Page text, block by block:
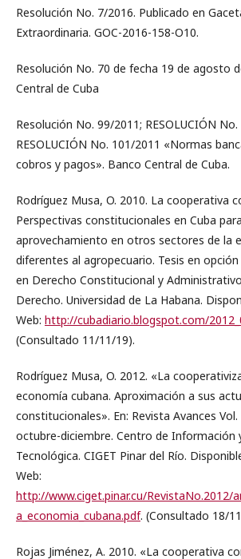
Resolución No. 7/2016. Publicado en
Extraordinaria. GOC-2016-158-O10.
Resolución No. 70 de fecha 19 de agosto
Central de Cuba
Resolución No. 99/2011; RESOLUCIÓN
RESOLUCIÓN No. 101/2011 «Normas
cobros y pagos». Banco Central de Cuba.
Rodríguez Musa, O. 2010. La cooperativa
Perspectivas constitucionales en Cuba
aprovechamiento en otros sectores de la
diferentes al agropecuario. Tesis en
en Derecho Constitucional y
Derecho. Universidad de La Habana.
Web: http://cubadiario.blogspot.com/
(Consultado 11/11/19).
Rodríguez Musa, O. 2012. «La
economía cubana. Aproximación a sus
constitucionales». En: Revista Avances
octubre-diciembre. Centro de Información
Tecnológica. CIGET Pinar del Río.
Web:
http://www.ciget.pinar.cu/RevistaNo.2012/
a_economia_cubana.pdf. (Consultado 18/
Rojas Jiménez, A. 2010. «La cooperativa